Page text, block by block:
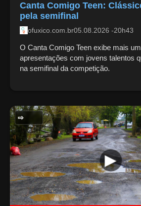
Canta Comigo Teen:
pela semifinal
ofuxico.com.br05.08.2026 -20h43
O Canta Comigo Teen exibe mais
apresentações com jovens talentos
na semifinal da competição.
MEIO AMBIENTE